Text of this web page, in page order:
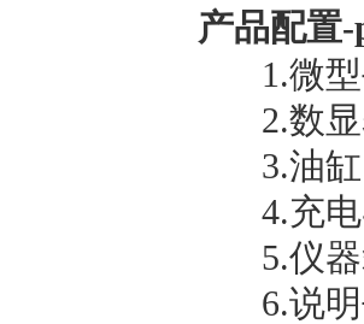
产品配置
1.微型
2.数显
3.油缸
4.充电
5.仪器
6.说明